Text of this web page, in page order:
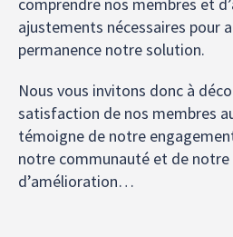
comprendre nos membres et
ajustements nécessaires pour
permanence notre solution.
Nous vous invitons donc à
satisfaction de nos membres
témoigne de notre
notre communauté et de
d’amélioration…